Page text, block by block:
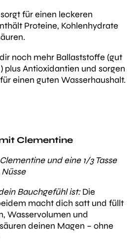
für einen leckeren
Proteine, Kohlenhydrate
noch mehr Ballaststoffe (gut
plus Antioxidantien und sorgen
einen guten Wasserhaushalt.
Clementine
und eine 1/3 Tasse
Bauchgefühl ist:Die
macht dich satt und füllt
Wasservolumen und
deinen Magen – ohne